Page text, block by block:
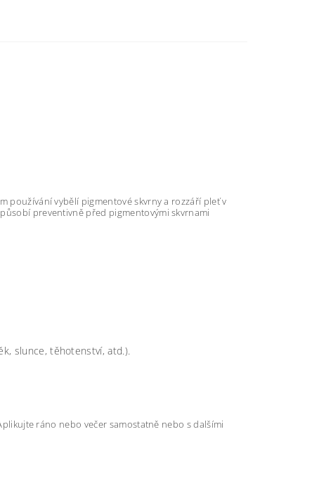
používání vybělí pigmentové skvrny a rozzáří pleť v
preventivně před pigmentovými skvrnami
slunce, těhotenství, atd.).
ráno nebo večer samostatně nebo s dalšími